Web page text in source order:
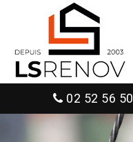
02 52 56